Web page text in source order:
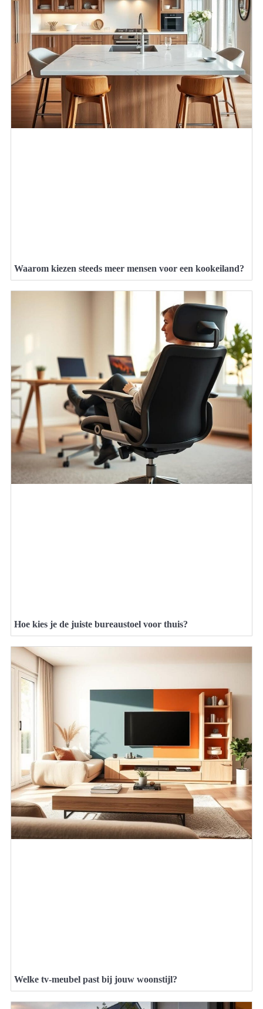
Waarom kiezen steeds meer mensen voor een kookeiland?
Hoe kies je de juiste bureaustoel voor thuis?
Welke tv-meubel past bij jouw woonstijl?